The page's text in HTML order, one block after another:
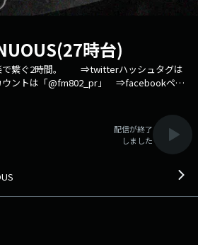
時台)
で繋ぐ2時間。 ⇒twitterハッシュタグは
ントは「@fm802_pr」 ⇒facebookペー
配信が終了
しました